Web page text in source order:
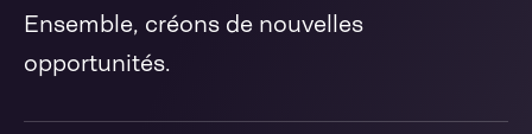
Ensemble, créons de nouvelles
opportunités.